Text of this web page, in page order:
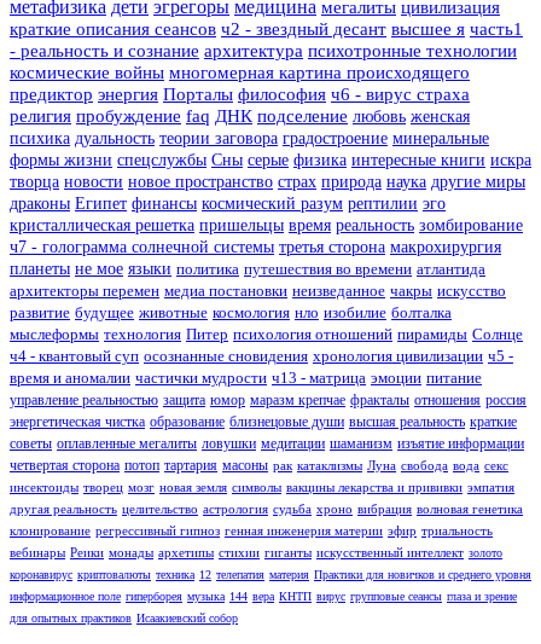
метафизика дети эгрегоры медицина мегалиты цивилизация
краткие описания сеансов ч2 - звездный десант высшее я часть1
- реальность и сознание архитектура психотронные технологии
космические войны многомерная картина происходящего
предиктор энергия Порталы философия ч6 - вирус страха
религия пробуждение faq ДНК подселение любовь женская
психика дуальность теории заговора градостроение минеральные
формы жизни спецслужбы Сны серые физика интересные книги искра
творца новости новое пространство страх природа наука другие миры
драконы Египет финансы космический разум рептилии эго
кристаллическая решетка пришельцы время реальность зомбирование
ч7 - голограмма солнечной системы третья сторона макрохирургия
планеты не мое языки политика путешествия во времени атлантида
архитекторы перемен медиа постановки неизведанное чакры искусство
развитие будущее животные космология нло изобилие болталка
мыслеформы технология Питер психология отношений пирамиды Солнце
ч4 - квантовый суп осознанные сновидения хронология цивилизации ч5 -
время и аномалии частички мудрости ч13 - матрица эмоции питание
управление реальностью защита юмор маразм крепчае фракталы отношения россия
энергетическая чистка образование близнецовые души высшая реальность краткие
советы оплавленные мегалиты ловушки медитации шаманизм изъятие информации
четвертая сторона потоп тартария масоны рак катаклизмы Луна свобода вода секс
инсектоиды творец мозг новая земля символы вакцины лекарства и прививки эмпатия
другая реальность целительство астрология судьба хроно вибрация волновая генетика
клонирование регрессивный гипноз генная инженерия материи эфир триальность
вебинары Реики монады архетипы стихии гиганты искусственный интеллект золото
коронавирус криптовалюты техника 12 телепатия материя Практики для новичков и среднего уровня
информационное поле гиперборея музыка 144 вера КНТП вирус групповые сеансы глаза и зрение
для опытных практиков Исаакиевский собор